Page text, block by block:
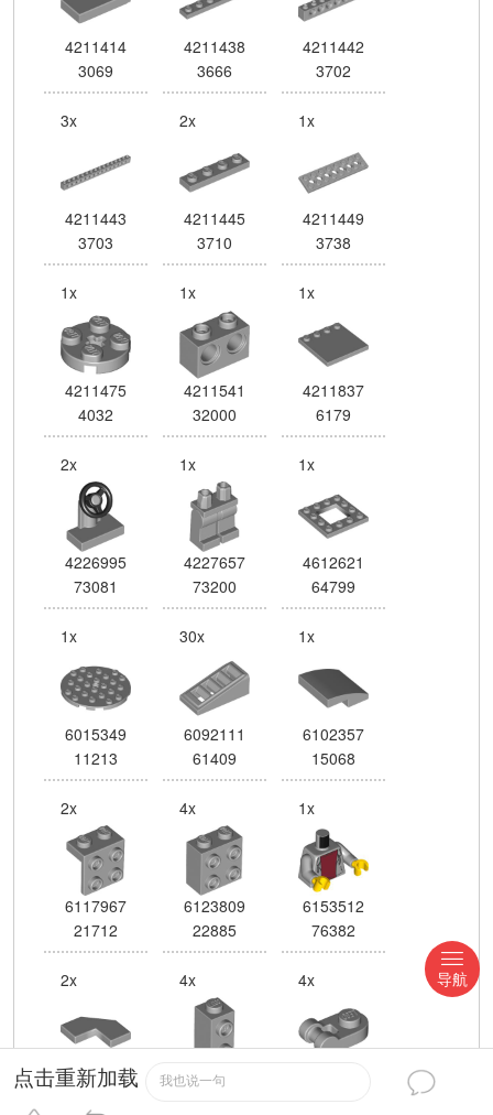
4211414
3069
4211438
3666
4211442
3702
3x
4211443
3703
2x
4211445
3710
1x
4211449
3738
1x
4211475
4032
1x
4211541
32000
1x
4211837
6179
2x
4226995
73081
1x
4227657
73200
1x
4612621
64799
1x
6015349
11213
30x
6092111
61409
1x
6102357
15068
2x
6117967
21712
4x
6123809
22885
1x
6153512
76382
2x
6177078
4x
6225242
4x
点击重新加载 我也说一句
导航